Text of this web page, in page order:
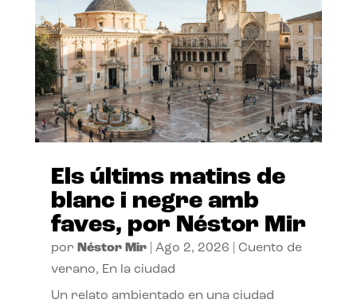
Els últims matins de
blanc i negre amb
faves, por Néstor Mir
por Néstor Mir| Ago 2, 2026
Cuento de
verano, En la ciudad
Un relato ambientado en una ciudad